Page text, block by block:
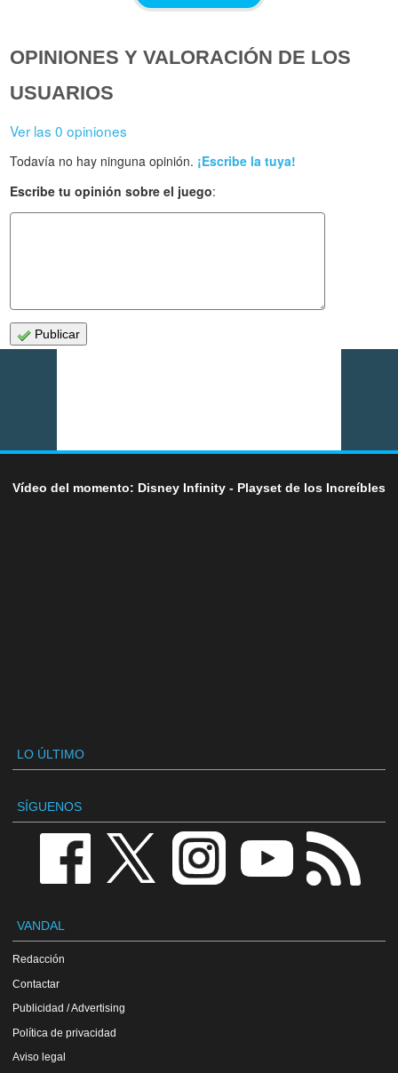
OPINIONES Y VALORACIÓN DE LOS
USUARIOS
Ver las 0 opiniones
Todavía no hay ninguna opinión. ¡Escribe la tuya!
Escribe tu opinión sobre el juego:
Publicar
Vídeo del momento: Disney Infinity - Playset de los Increíbles
LO ÚLTIMO
SÍGUENOS
VANDAL
Redacción
Contactar
Publicidad / Advertising
Política de privacidad
Aviso legal